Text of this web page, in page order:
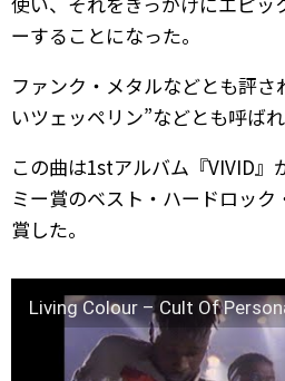
ーすることになった。
ファンク・メタルなどとも評さ
いツェッペリン”などとも呼ばれ
この曲は1stアルバム『VIVID』
ミー賞のベスト・ハードロッ
賞した。
Living Colour – Cult Of